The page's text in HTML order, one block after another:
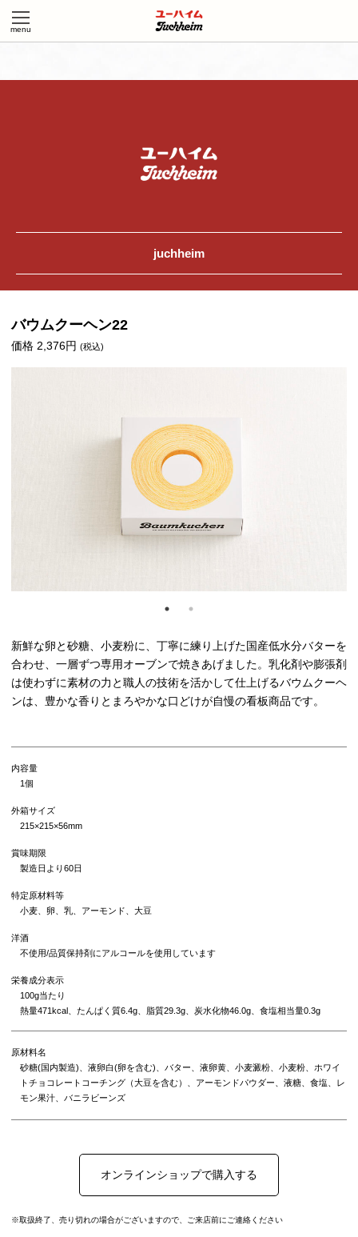
juchheim
バウムクーヘン22
価格 2,376円 (税込)
新鮮な卵と砂糖、小麦粉に、丁寧に練り上げた国産低水分バターを
合わせ、一層ずつ専用オーブンで焼きあげました。乳化剤や膨張剤
は使わずに素材の力と職人の技術を活かして仕上げるバウムクーヘ
ンは、豊かな香りとまろやかな口どけが自慢の看板商品です。
内容量
1個
外箱サイズ
215×215×56mm
賞味期限
製造日より60日
特定原材料等
小麦、卵、乳、アーモンド、大豆
洋酒
不使用/品質保持剤にアルコールを使用しています
栄養成分表示
100g当たり
熱量471kcal、たんぱく質6.4g、脂質29.3g、炭水化物46.0g、食塩相当量0.3g
原材料名
砂糖(国内製造)、液卵白(卵を含む)、バター、液卵黄、小麦澱粉、小麦粉、ホワイ
トチョコレートコーチング（大豆を含む）、アーモンドパウダー、液糖、食塩、レ
モン果汁、バニラビーンズ
オンラインショップで購入する
※取扱終了、売り切れの場合がございますので、ご来店前にご連絡ください